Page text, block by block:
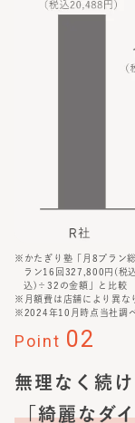
※かたぎり塾「月8プラン
ラン16回327,800円(税
込)÷32の金額」と比較
※月額費は店舗により異な
※2024年10月時点当社調
無理なく続
「綺麗なダ
Point 02